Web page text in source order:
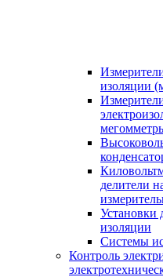
изоляции
делители
Установки
изоляции
Системы
Контроль